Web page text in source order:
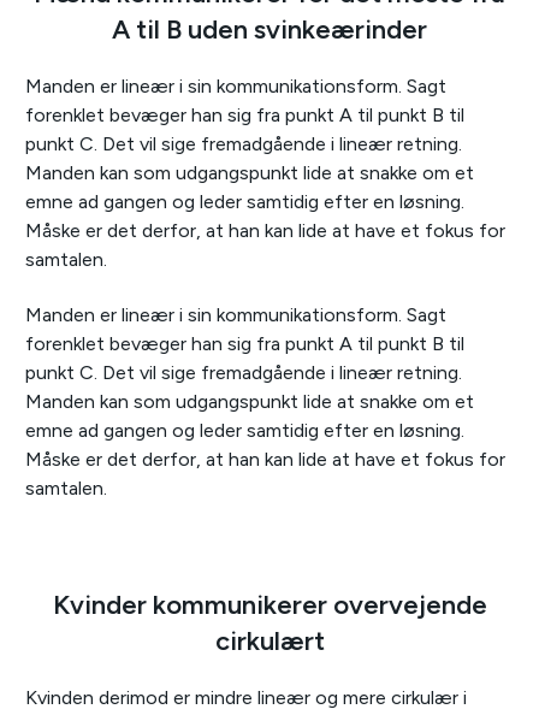
A til B uden svinkeærinder
Manden er lineær i sin kommunikationsform. Sagt
forenklet bevæger han sig fra punkt A til punkt B til
punkt C. Det vil sige fremadgående i lineær retning.
Manden kan som udgangspunkt lide at snakke om et
emne ad gangen og leder samtidig efter en løsning.
Måske er det derfor, at han kan lide at have et fokus for
samtalen.
Manden er lineær i sin kommunikationsform. Sagt
forenklet bevæger han sig fra punkt A til punkt B til
punkt C. Det vil sige fremadgående i lineær retning.
Manden kan som udgangspunkt lide at snakke om et
emne ad gangen og leder samtidig efter en løsning.
Måske er det derfor, at han kan lide at have et fokus for
samtalen.
Kvinder kommunikerer overvejende
cirkulært
Kvinden derimod er mindre lineær og mere cirkulær i